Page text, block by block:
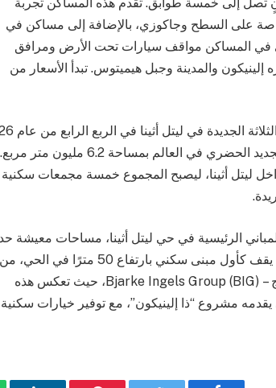
على السطح وجاكوزي، بالإضافة إلى مساكن في
في المساكن مواقف سيارات تحت الأرض ومرافق
إلينيكون والمدينة وجبل هيميتوس. تبدأ الأسعار من
مما يكمل مشروع “ذا إلينيكون”، أحد أكبر مشاريع التجديد الحضري في العالم بمساحة 6.2 مليون متر مربع.
ليتل أثينا، ليصبح المجموع خمسة مجمعات سكنية
الرئيسية في حي ليتل أثينا، مساحات معيشة
ضمن بيئة مجتمعية نابضة بالحياة. أما برج بارك رايس يقف كأول مبنى سكني بارتفاع 50 مترًا في الحي، من
تصميم شركة الهندسة المعمارية العالمية الشهيرة بيج – Bjarke Ingels Group (BIG)، حيث تعكس هذه
مشروع “ذا إلينيكون”، مع توفير خيارات سكنية